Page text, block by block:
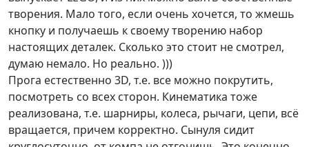
творения. Мало того, если очень хочется, то жмешь
кнопку и получаешь к своему творению набор
настоящих деталек. Сколько это стоит не смотрел,
думаю немало. Но реально. )))
Прога естественно 3D, т.е. все можно покрутить,
посмотреть со всех сторон. Кинематика тоже
реализована, т.е. шарниры, колеса, рычаги, цепи, всё
вращается, причем корректно. Сынуля сидит